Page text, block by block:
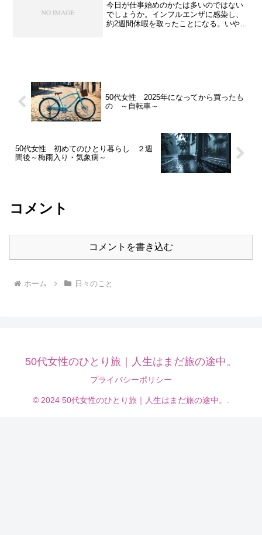
今日が仕事始めのかたは多いのではない
でしょうか。インフルエンザに感染し、
約2週間休暇を取ったことになる。いや
50代女性 2025年になってから買ったも
の ～自転車～
50代女性 初めてのひとり暮らし ２週
間後～梅雨入り・気象病～
コメント
コメントを書き込む
ホーム 日々のこと
50代女性のひとり旅｜人生はまだ旅の途中。
プライバシーポリシー
© 2024 50代女性のひとり旅｜人生はまだ旅の途中。.